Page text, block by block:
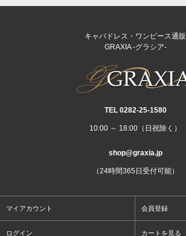
キャバドレス・ワンピース通販
GRAXIA -グラシア-
TEL 0282‐25‐1580
10:00 ～ 18:00（日祝除く）
shop@graxia.jp
（24時間365日受付可能）
マイアカウント 会員登録
ログイン カートを見る